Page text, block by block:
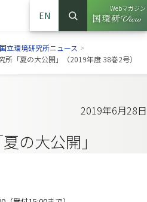
EN
サイト内検索
検索
Webマガジン
（別ウイ
国立環境研究所ニュース >
所「夏の大公開」（2019年度 38巻2号）
2019年6月28日
の大公開」